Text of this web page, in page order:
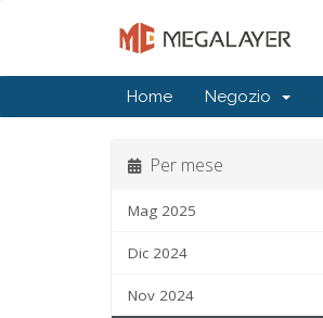
Home Negozio
Per mese
Mag 2025
Dic 2024
Nov 2024